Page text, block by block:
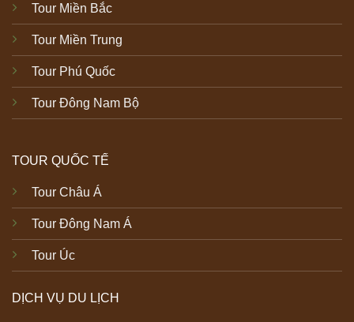
Tour Miền Bắc
Tour Miền Trung
Tour Phú Quốc
Tour Đông Nam Bộ
TOUR QUỐC TẾ
Tour Châu Á
Tour Đông Nam Á
Tour Úc
DỊCH VỤ DU LỊCH